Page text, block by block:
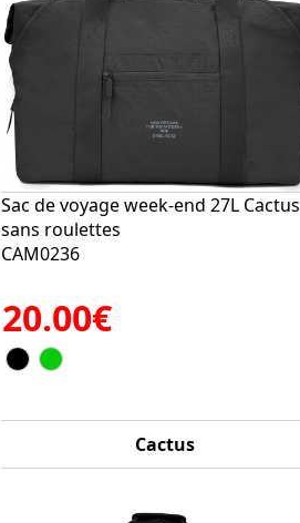
Sac de voyage week-end 27L Cactus
sans roulettes
CAM0236
20.00€
Cactus